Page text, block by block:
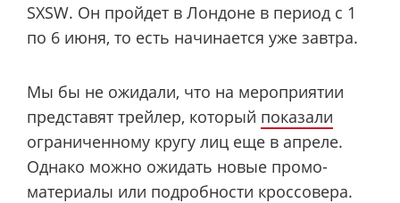
SXSW. Он пройдет в Лондоне в период с 1
по 6 июня, то есть начинается уже завтра.
Мы бы не ожидали, что на мероприятии
представят трейлер, который показали
ограниченному кругу лиц еще в апреле.
Однако можно ожидать новые промо-
материалы или подробности кроссовера.